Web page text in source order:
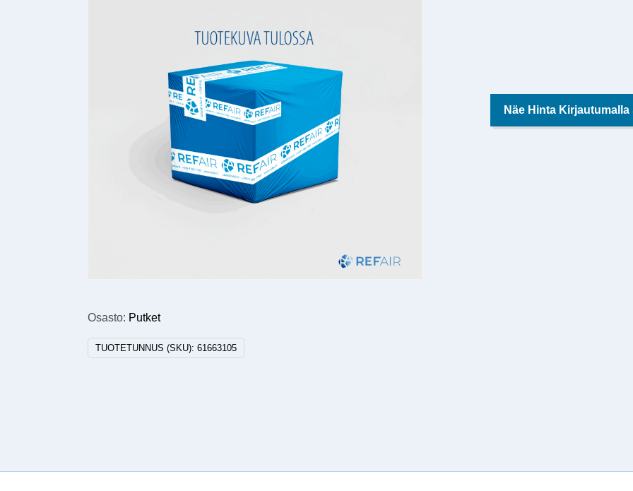
Osasto: Putket
TUOTETUNNUS (SKU):61663105
Näe Hinta Kirjautumalla